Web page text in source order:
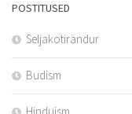
POSTITUSED
Seljakotirändur
Budism